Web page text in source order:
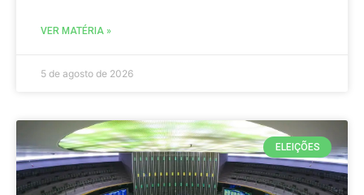
VER MATÉRIA »
5 de agosto de 2026
ELEIÇÕES